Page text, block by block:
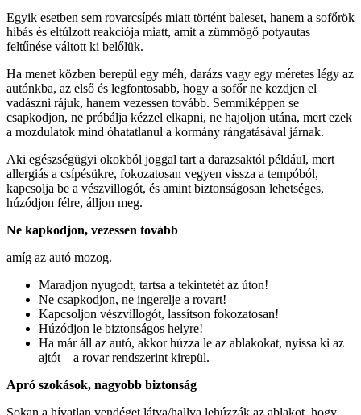
Egyik esetben sem rovarcsípés miatt történt baleset, hanem a sofőrök
hibás és eltúlzott reakciója miatt, amit a zümmögő potyautas
feltűnése váltott ki belőlük.
Ha menet közben berepül egy méh, darázs vagy egy méretes légy az
autónkba, az első és legfontosabb, hogy a sofőr ne kezdjen el
vadászni rájuk, hanem vezessen tovább. Semmiképpen se
csapkodjon, ne próbálja kézzel elkapni, ne hajoljon utána, mert ezek
a mozdulatok mind óhatatlanul a kormány rángatásával járnak.
Aki egészségügyi okokból joggal tart a darazsaktól például, mert
allergiás a csípésükre, fokozatosan vegyen vissza a tempóból,
kapcsolja be a vészvillogót, és amint biztonságosan lehetséges,
húzódjon félre, álljon meg.
Ne kapkodjon, vezessen tovább
amíg az autó mozog.
Maradjon nyugodt, tartsa a tekintetét az úton!
Ne csapkodjon, ne ingerelje a rovart!
Kapcsoljon vészvillogót, lassítson fokozatosan!
Húzódjon le biztonságos helyre!
Ha már áll az autó, akkor húzza le az ablakokat, nyissa ki az
ajtót – a rovar rendszerint kirepül.
Apró szokások, nagyobb biztonság
Sokan a hívatlan vendéget látva/hallva lehúzzák az ablakot, hogy